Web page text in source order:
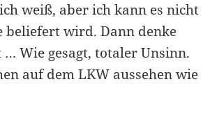
weiß, aber ich kann es nicht
beliefert wird. Dann denke
Wie gesagt, totaler Unsinn.
auf dem LKW aussehen wie